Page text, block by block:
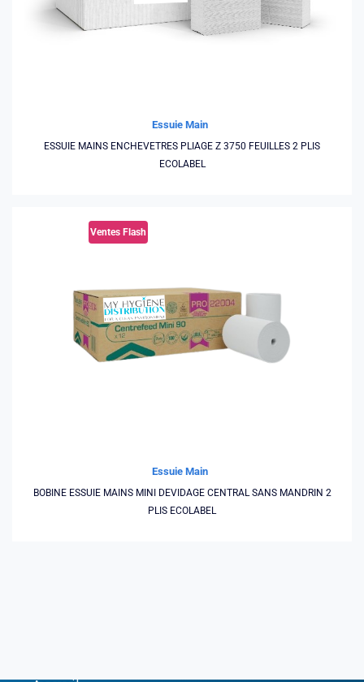
Essuie Main
ESSUIE MAINS ENCHEVETRES PLIAGE Z 3750 FEUILLES 2 PLIS
ECOLABEL
Ventes Flash
Essuie Main
BOBINE ESSUIE MAINS MINI DEVIDAGE CENTRAL SANS MANDRIN 2
PLIS ECOLABEL